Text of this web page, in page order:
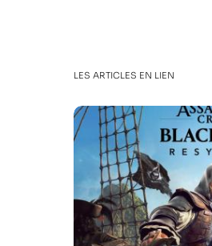
LES ARTICLES EN LIEN